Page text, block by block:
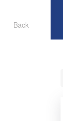
Back